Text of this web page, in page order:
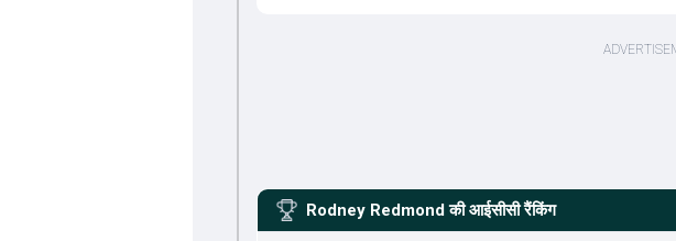
Rodney Redmond की आईसीसी रैंकिंग